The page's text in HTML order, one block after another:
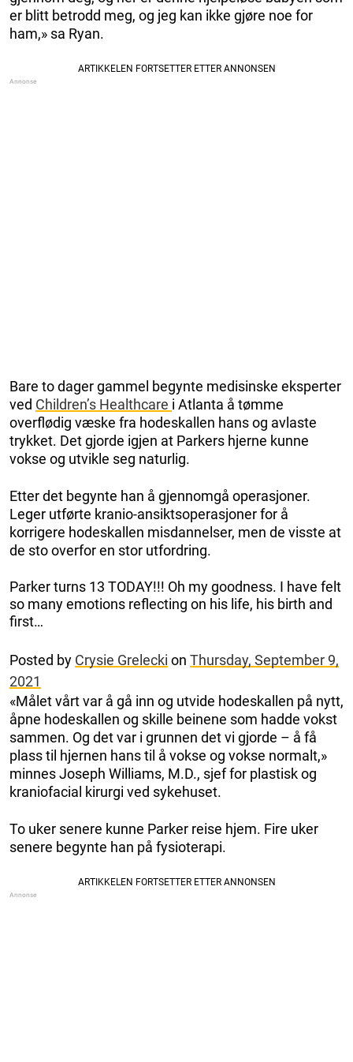
er blitt betrodd meg, og jeg kan ikke gjøre noe for
ham,» sa Ryan.
Bare to dager gammel begynte medisinske eksperter
ved Children’s Healthcare i Atlanta å tømme
overflødig væske fra hodeskallen hans og avlaste
trykket. Det gjorde igjen at Parkers hjerne kunne
vokse og utvikle seg naturlig.
Etter det begynte han å gjennomgå operasjoner.
Leger utførte kranio-ansiktsoperasjoner for å
korrigere hodeskallen misdannelser, men de visste at
de sto overfor en stor utfordring.
Parker turns 13 TODAY!!! Oh my goodness. I have felt
so many emotions reflecting on his life, his birth and
first…
Posted by Crysie Grelecki on Thursday, September 9,
2021
«Målet vårt var å gå inn og utvide hodeskallen på nytt,
åpne hodeskallen og skille beinene som hadde vokst
sammen. Og det var i grunnen det vi gjorde – å få
plass til hjernen hans til å vokse og vokse normalt,»
minnes Joseph Williams, M.D., sjef for plastisk og
kraniofacial kirurgi ved sykehuset.
To uker senere kunne Parker reise hjem. Fire uker
senere begynte han på fysioterapi.